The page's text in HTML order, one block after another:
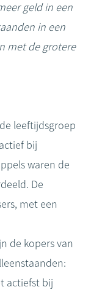
geld in een
in een
met de grotere
leeftijdsgroep
bij
waren de
De
met een
de kopers van
actiefst bij